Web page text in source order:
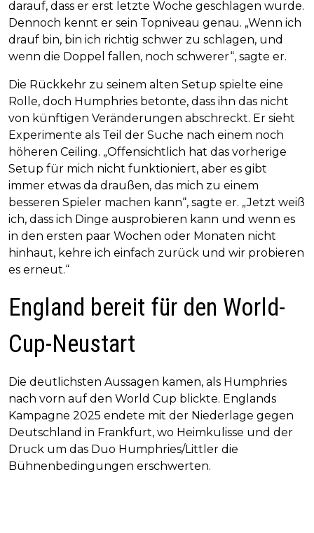
darauf, dass er erst letzte Woche geschlagen wurde.
Dennoch kennt er sein Topniveau genau. „Wenn ich
drauf bin, bin ich richtig schwer zu schlagen, und
wenn die Doppel fallen, noch schwerer“, sagte er.
Die Rückkehr zu seinem alten Setup spielte eine
Rolle, doch Humphries betonte, dass ihn das nicht
von künftigen Veränderungen abschreckt. Er sieht
Experimente als Teil der Suche nach einem noch
höheren Ceiling. „Offensichtlich hat das vorherige
Setup für mich nicht funktioniert, aber es gibt
immer etwas da draußen, das mich zu einem
besseren Spieler machen kann“, sagte er. „Jetzt weiß
ich, dass ich Dinge ausprobieren kann und wenn es
in den ersten paar Wochen oder Monaten nicht
hinhaut, kehre ich einfach zurück und wir probieren
es erneut.“
England bereit für den World-
Cup-Neustart
Die deutlichsten Aussagen kamen, als Humphries
nach vorn auf den World Cup blickte. Englands
Kampagne 2025 endete mit der Niederlage gegen
Deutschland in Frankfurt, wo Heimkulisse und der
Druck um das Duo Humphries/Littler die
Bühnenbedingungen erschwerten.